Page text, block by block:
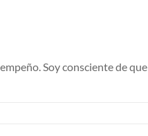
Soy consciente de